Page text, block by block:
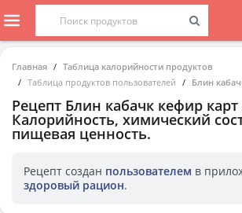
Главная
Таблица калорийности продуктов
Таблица продуктов пользователей
Блин
Рецепт Блин кабачк кефир карт
Калорийность, химический
пищевая ценность.
Рецепт создан пользователем в
здоровый рацион.